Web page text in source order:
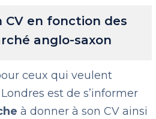
CV en fonction des
anglo-saxon
ceux qui veulent
est de s’informer
à donner à son CV ainsi